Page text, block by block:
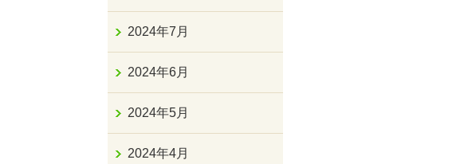
2024年7月
2024年6月
2024年5月
2024年4月